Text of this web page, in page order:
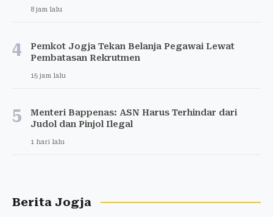
8 jam lalu
4
Pemkot Jogja Tekan Belanja Pegawai Lewat
Pembatasan Rekrutmen
15 jam lalu
5
Menteri Bappenas: ASN Harus Terhindar dari
Judol dan Pinjol Ilegal
1 hari lalu
Berita Jogja